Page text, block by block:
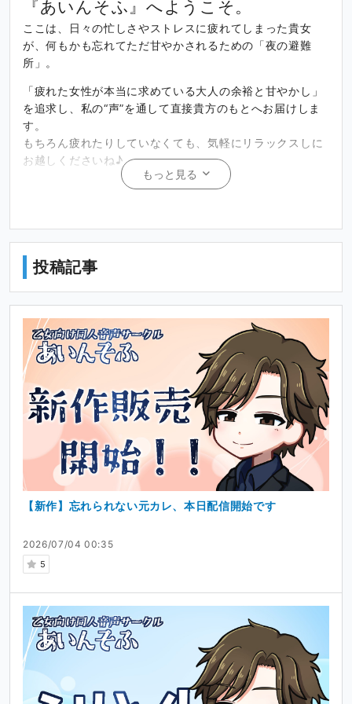
a
y
t
g
s
u
l
s
n
『あいんそふ』へようこそ。
ここは、日々の忙しさやストレスに疲れてしまった貴女
が、何もかも忘れてただ甘やかされるための「夜の避難
所」。
「疲れた女性が本当に求めている大人の余裕と甘やかし」
を追求し、私の“声”を通して直接貴方のもとへお届けしま
す。
もちろん疲れたりしていなくても、気軽にリラックスしに
お越しくださいね♪
＃『あいんそふ』について
当サークルでは、皆様に日々の癒やしを気軽にお届けする
それぞれの公開範囲にて、以下のコンテンツをお楽しみい
ただけます。
テキスト投稿
・フォロワー限定公開（無料）
：ボイス付きの進捗報告、
ショートシチュエーションボイス、新作の先行試聴など
サークルの代表であり演者でもある私と、リスナーの皆様
とで一緒に作品を作り上げていけるような、そんな密で温
かい場所にしたいと思っています。
まずはぜひ無料の【お気に入り☆（フォロー）】登録をし
て、限定ボイスを受け取ってくださいね。
＃コメントについて
いつも温かい応援のコメントをいただき、本当にありがと
個別のお返事は控えさせていただいておりますが、いただ
いたお言葉はすべて、演者である私自身が大切に読ませて
等のスタンプ）」を押させていただきます。
※多くの方の目に触れる場ですので、性的な内容や個人情
報を含む書き込みはご遠慮ください。
＃メッセージについて
もっと見る
投稿記事
2026/07/04 00:35
5
【新作】忘れられない元カレ、本日配信開始です